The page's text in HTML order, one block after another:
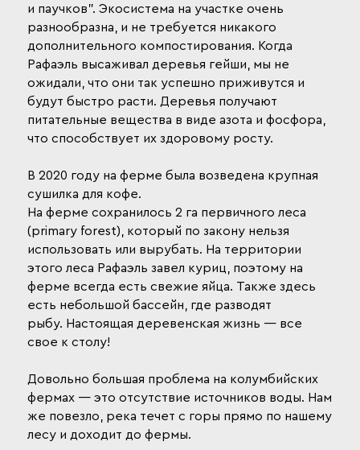
и паучков". Экосистема на участке очень
разнообразна, и не требуется никакого
дополнительного компостирования. Когда
Рафаэль высаживал деревья гейши, мы не
ожидали, что они так успешно приживутся и
будут быстро расти. Деревья получают
питательные вещества в виде азота и фосфора,
что способствует их здоровому росту.
В 2020 году на ферме была возведена крупная
сушилка для кофе.
На ферме сохранилось 2 га первичного леса
(primary forest), который по закону нельзя
использовать или вырубать. На территории
этого леса Рафаэль завел куриц, поэтому на
ферме всегда есть свежие яйца. Также здесь
есть небольшой бассейн, где разводят
рыбу. Настоящая деревенская жизнь — все
свое к столу!
Довольно большая проблема на колумбийских
фермах — это отсутствие источников воды. Нам
же повезло, река течет с горы прямо по нашему
лесу и доходит до фермы.